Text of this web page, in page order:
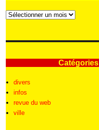
Archives
Catégories
divers
infos
revue du web
ville